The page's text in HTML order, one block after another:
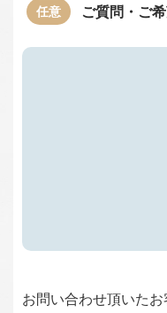
ご質問・ご
お問い合わせ頂いた